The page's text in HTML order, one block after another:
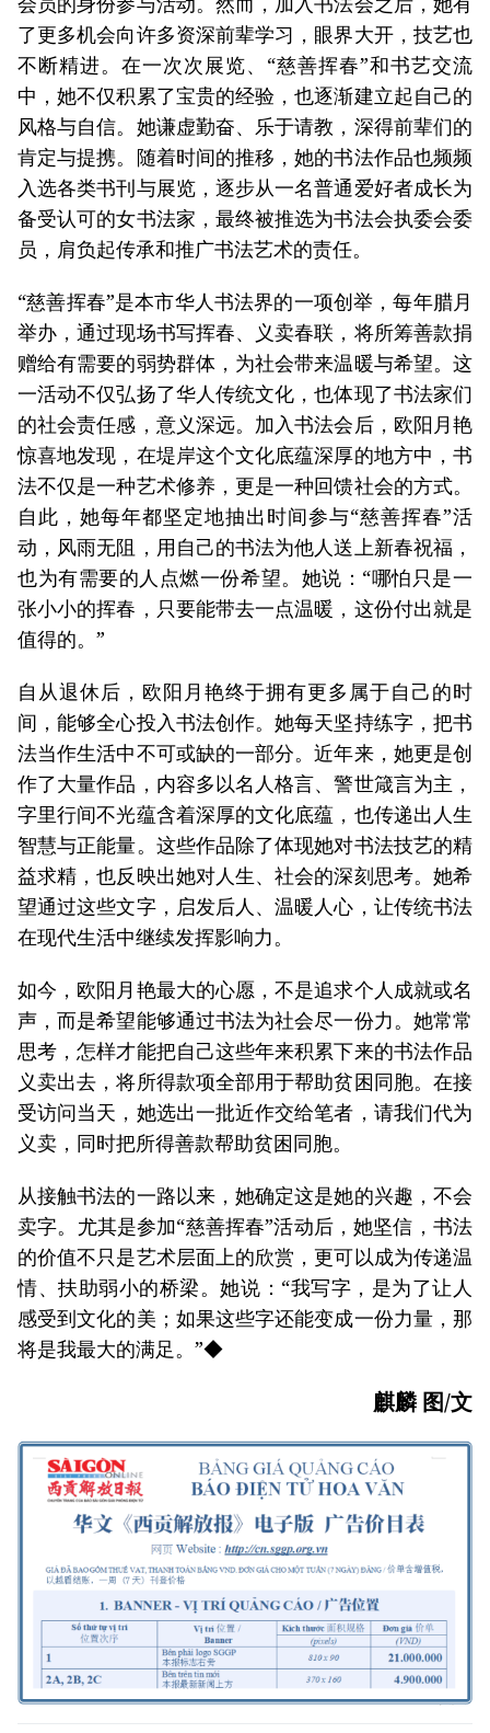
了更多机会向许多资深前辈学习，眼界大开，技艺也
不断精进。在一次次展览、“慈善挥春”和书艺交流
中，她不仅积累了宝贵的经验，也逐渐建立起自己的
风格与自信。她谦虚勤奋、乐于请教，深得前辈们的
肯定与提携。随着时间的推移，她的书法作品也频频
入选各类书刊与展览，逐步从一名普通爱好者成长为
备受认可的女书法家，最终被推选为书法会执委会委
员，肩负起传承和推广书法艺术的责任。
“慈善挥春”是本市华人书法界的一项创举，每年腊月
举办，通过现场书写挥春、义卖春联，将所筹善款捐
赠给有需要的弱势群体，为社会带来温暖与希望。这
一活动不仅弘扬了华人传统文化，也体现了书法家们
的社会责任感，意义深远。加入书法会后，欧阳月艳
惊喜地发现，在堤岸这个文化底蕴深厚的地方中，书
法不仅是一种艺术修养，更是一种回馈社会的方式。
自此，她每年都坚定地抽出时间参与“慈善挥春”活
动，风雨无阻，用自己的书法为他人送上新春祝福，
也为有需要的人点燃一份希望。她说：“哪怕只是一
张小小的挥春，只要能带去一点温暖，这份付出就是
值得的。”
自从退休后，欧阳月艳终于拥有更多属于自己的时
间，能够全心投入书法创作。她每天坚持练字，把书
法当作生活中不可或缺的一部分。近年来，她更是创
作了大量作品，内容多以名人格言、警世箴言为主，
字里行间不光蕴含着深厚的文化底蕴，也传递出人生
智慧与正能量。这些作品除了体现她对书法技艺的精
益求精，也反映出她对人生、社会的深刻思考。她希
望通过这些文字，启发后人、温暖人心，让传统书法
在现代生活中继续发挥影响力。
如今，欧阳月艳最大的心愿，不是追求个人成就或名
声，而是希望能够通过书法为社会尽一份力。她常常
思考，怎样才能把自己这些年来积累下来的书法作品
义卖出去，将所得款项全部用于帮助贫困同胞。在接
受访问当天，她选出一批近作交给笔者，请我们代为
义卖，同时把所得善款帮助贫困同胞。
从接触书法的一路以来，她确定这是她的兴趣，不会
卖字。尤其是参加“慈善挥春”活动后，她坚信，书法
的价值不只是艺术层面上的欣赏，更可以成为传递温
情、扶助弱小的桥梁。她说：“我写字，是为了让人
感受到文化的美；如果这些字还能变成一份力量，那
将是我最大的满足。”◆
麒麟 图/文